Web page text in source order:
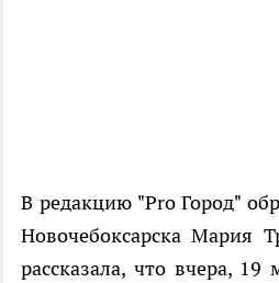
В редакцию "Pro Город"
Новочебоксарска Мария
рассказала, что вчера,